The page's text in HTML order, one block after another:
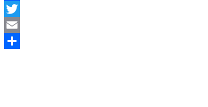
Facebook
Twitter
Email